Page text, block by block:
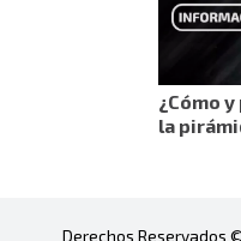
¿Cómo
la
Derechos Reservados